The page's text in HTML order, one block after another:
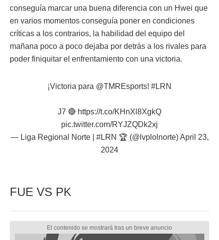
conseguía marcar una buena diferencia con un Hwei que
en varios momentos conseguía poner en condiciones
críticas a los contrarios, la habilidad del equipo del
mañana poco a poco dejaba por detrás a los rivales para
poder finiquitar el enfrentamiento con una victoria.
¡Victoria para @TMREsports! #LRN
J7 🔴 https://t.co/KHnXl8XgkQ
pic.twitter.com/RYJZQDk2xj
— Liga Regional Norte | #LRN 🏆 (@lvplolnorte)April 23,
2024
FUE VS PK